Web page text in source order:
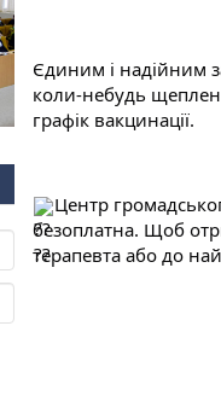
Єдиним і надійним
коли-небудь
графік вакцинації.
Центр
безоплатна. Щоб
терапевта або до